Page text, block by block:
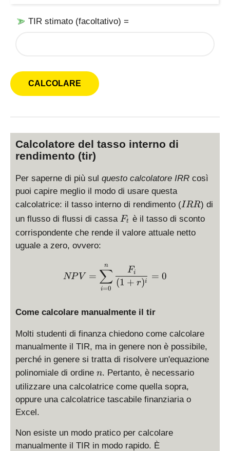
TIR stimato (facoltativo) =
Calcolatore del tasso interno di
rendimento (tir)
Per saperne di più sul questo calcolatore IRR così
puoi capire meglio il modo di usare questa
calcolatrice: il tasso interno di rendimento (I
R
R
IRR) di
un flusso di flussi di cassa F
_
Ft è il tasso di sconto
corrispondente che rende il valore attuale netto
uguale a zero, ovvero:
NPV = \displaystyle
NPV =
i=0
∑
n
(1 + r)i
Fi = 0
Come calcolare manualmente il tir
Molti studenti di finanza chiedono come calcolare
manualmente il TIR, ma in genere non è possibile,
perché in genere si tratta di risolvere un'equazione
polinomiale di ordine n
n. Pertanto, è necessario
utilizzare una calcolatrice come quella sopra,
oppure una calcolatrice tascabile finanziaria o
Excel.
Non esiste un modo pratico per calcolare
manualmente il TIR in modo rapido. È